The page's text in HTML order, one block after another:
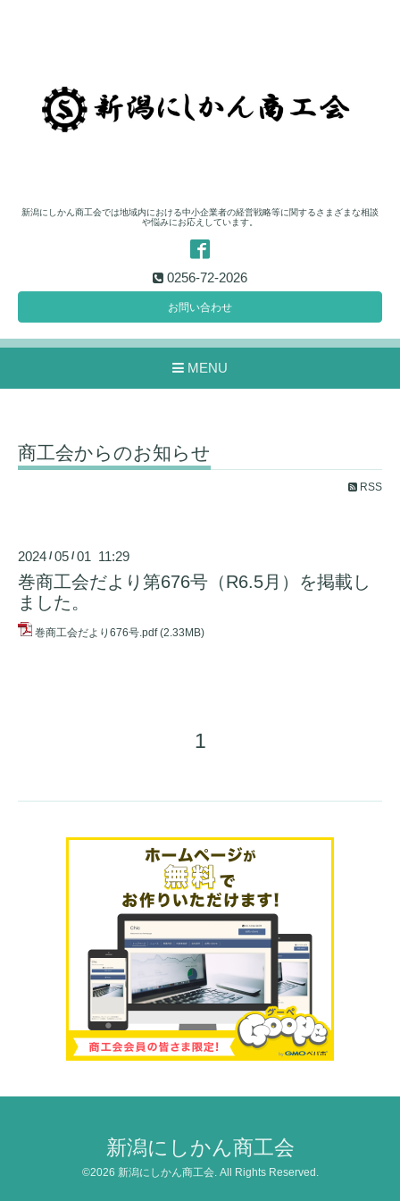
新潟にしかん商工会では地域内における中小企業者の経営戦略等に関するさまざまな相談
や悩みにお応えしています。
0256-72-2026
お問い合わせ
MENU
商工会からのお知らせ
RSS
2024 /05 /01 11:29
巻商工会だより第676号（R6.5月）を掲載し
ました。
巻商工会だより676号.pdf (2.33MB)
1
新潟にしかん商工会
©2026 新潟にしかん商工会. All Rights Reserved.